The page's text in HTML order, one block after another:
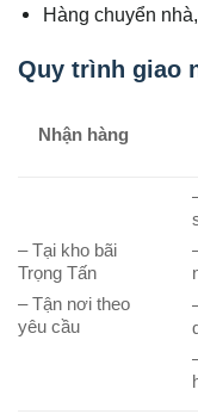
Hàng chuyển
Quy trình giao
Nhận hàng
– Tại kho bãi
Trọng Tấn
– Tận nơi theo
yêu cầu